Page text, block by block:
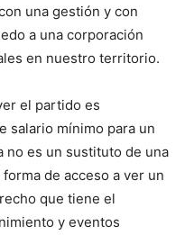
una gestión y con
a una corporación
en nuestro territorio.
el partido es
salario mínimo para un
no es un sustituto de una
de acceso a ver un
que tiene el
y eventos